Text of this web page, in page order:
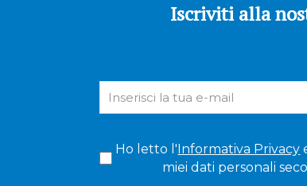
Iscriviti alla
Ho letto l'Informativa Privacy
miei dati personali